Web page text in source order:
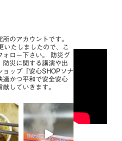
所のアカウントです。
いたしましたので、こ
ロー下さい。
防災グ
防災に関する講演や出
ョップ「安心SHOPソナ
適かつ平和で安全安心
していきます。